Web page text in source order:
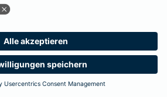
Produkte
Barmenia